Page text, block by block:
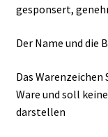
gesponsert,
Der Name und die
Das
Ware und soll
darstellen